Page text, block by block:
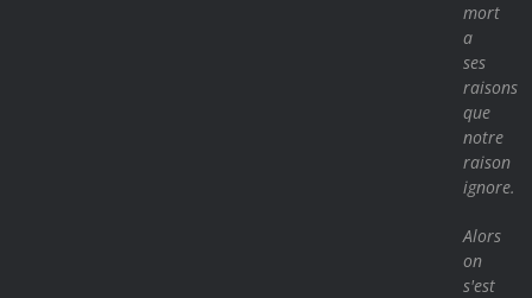
mort
a
ses
raisons
que
notre
raison
ignore.
Alors
on
s'est